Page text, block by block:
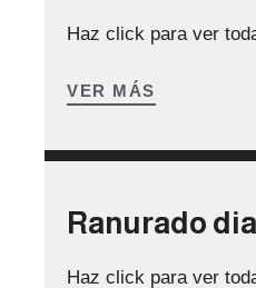
Haz click para ver
VER MÁS
Ranurado
Haz click para ver